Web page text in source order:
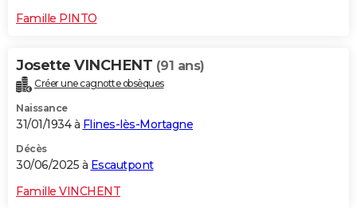
Famille PINTO
Josette VINCHENT (91 ans)
Créer une cagnotte obsèques
Naissance
31/01/1934 à Flines-lès-Mortagne
Décès
30/06/2025 à Escautpont
Famille VINCHENT